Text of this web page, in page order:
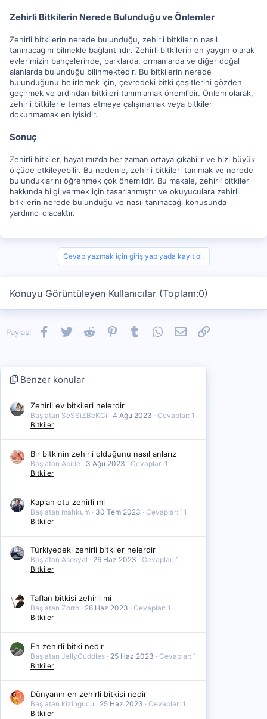
Zehirli Bitkilerin Nerede Bulunduğu ve Önlemler
Zehirli bitkilerin nerede bulunduğu, zehirli bitkilerin nasıl
tanınacağını bilmekle bağlantılıdır. Zehirli bitkilerin en yaygın olarak
evlerimizin bahçelerinde, parklarda, ormanlarda ve diğer doğal
alanlarda bulunduğu bilinmektedir. Bu bitkilerin nerede
bulunduğunu belirlemek için, çevredeki bitki çeşitlerini gözden
geçirmek ve ardından bitkileri tanımlamak önemlidir. Önlem olarak,
zehirli bitkilerle temas etmeye çalışmamak veya bitkileri
dokunmamak en iyisidir.
Sonuç
Zehirli bitkiler, hayatımızda her zaman ortaya çıkabilir ve bizi büyük
ölçüde etkileyebilir. Bu nedenle, zehirli bitkileri tanımak ve nerede
bulunduklarını öğrenmek çok önemlidir. Bu makale, zehirli bitkiler
hakkında bilgi vermek için tasarlanmıştır ve okuyuculara zehirli
bitkilerin nerede bulunduğu ve nasıl tanınacağı konusunda
yardımcı olacaktır.
Cevap yazmak için giriş yap yada kayıt ol.
Konuyu Görüntüleyen Kullanıcılar (Toplam:0)
Paylaş: Facebook
TwitterReddit PinterestTumblrWhatsApp
E-postaLink
Benzer konular
Zehirli ev bitkileri nelerdir
Başlatan SeSSiZBeKCi 4 Ağu 2023
Cevaplar: 1
Bitkiler
Bir bitkinin zehirli olduğunu nasıl anlarız
Başlatan Abide 3 Ağu 2023
Cevaplar: 1
Bitkiler
Kaplan otu zehirli mi
Başlatan mahkum 30 Tem 2023
Cevaplar: 11
Bitkiler
Türkiyedeki zehirli bitkiler nelerdir
Başlatan Asosyal 26 Haz 2023
Cevaplar: 1
Bitkiler
Taflan bitkisi zehirli mi
Başlatan Zorro 26 Haz 2023
Cevaplar: 1
Bitkiler
En zehirli bitki nedir
Başlatan JellyCuddles 25 Haz 2023
Cevaplar: 1
Bitkiler
Dünyanın en zehirli bitkisi nedir
Başlatan kizingucu 25 Haz 2023
Cevaplar: 1
Bitkiler